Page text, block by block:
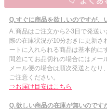
Q.すぐに商品を欲しいのですが、
A.商品はご注文から2-3日で発送
際の在庫状況が10分おきに更新さ
ートに入れられる商品は基本的に
間差にてお品切れの場合にはメー
メール便の場合は順次発送となり
ご注意ください。
⇒お届け目安はこちら
Q.欲しい商品の在庫が無いのです